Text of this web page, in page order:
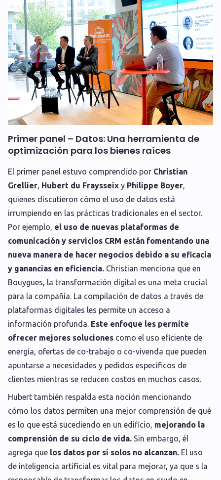
Primer panel – Datos: Una herramienta de
optimización para los bienes raíces
El primer panel estuvo comprendido por Christian
Grellier, Hubert du Fraysseix y Philippe Boyer,
quienes discutieron cómo el uso de datos está
irrumpiendo en las prácticas tradicionales en el sector.
Por ejemplo, el uso de nuevas plataformas de
comunicación y servicios CRM están fomentando una
nueva manera de hacer negocios debido a su eficacia
y ganancias en eficiencia. Christian menciona que en
Bouygues, la transformación digital es una meta crucial
para la compañía. La compilación de datos a través de
plataformas digitales les permite un acceso a
información profunda. Este enfoque les permite
ofrecer mejores soluciones como el uso eficiente de
energía, ofertas de co-trabajo o co-vivenda que pueden
apuntarse a necesidades y pedidos específicos de
clientes mientras se reducen costos en muchos casos.
Hubert también respalda esta noción mencionando
cómo los datos permiten una mejor comprensión de qué
es lo que está sucediendo en un edificio, mejorando la
comprensión de su ciclo de vida. Sin embargo, él
agrega que los datos por sí solos no alcanzan. El uso
de inteligencia artificial es vital para mejorar, ya que s la